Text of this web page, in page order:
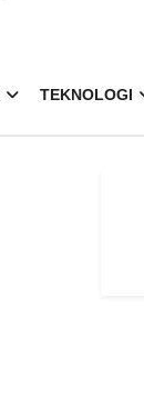
TEKNOLOGI